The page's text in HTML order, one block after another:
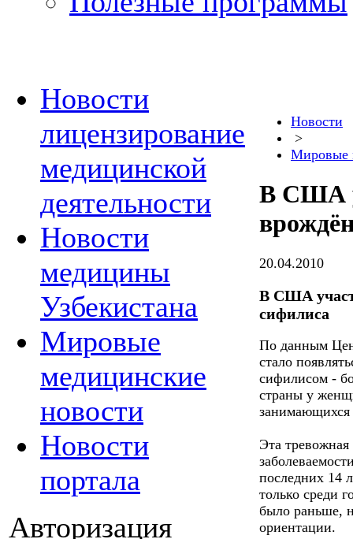
Новости
лицензирование
медицинской
деятельности
Новости
медицины
Узбекистана
Мировые
медицинские
новости
Новости
портала
Авторизация
Новости
>
Мировые
В США
20.04.2010
В США
сифилиса
По данным
стало
сифилисом -
страны у
занимающихся
Эта
последних 14
только среди
было раньше,
ориентации.